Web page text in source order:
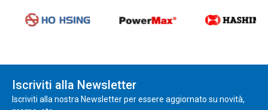
Iscriviti alla Newsletter
Iscriviti alla nostra Newsletter per essere aggiornato su novità,